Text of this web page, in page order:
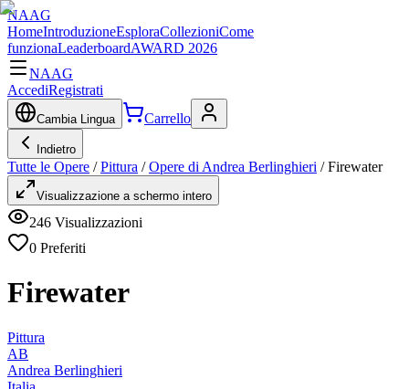
NAAG
HomeIntroduzioneEsploraCollezioniCome
funzionaLeaderboardAWARD 2026
NAAG
AccediRegistrati
Cambia Lingua Carrello
Indietro
Tutte le Opere / Pittura / Opere di Andrea Berlinghieri /Firewater
Visualizzazione a schermo intero
246 Visualizzazioni
0 Preferiti
Firewater
Pittura
AB
Andrea Berlinghieri